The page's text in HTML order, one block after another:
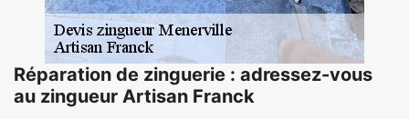
Réparation de zinguerie : adressez-vous
au zingueur Artisan Franck